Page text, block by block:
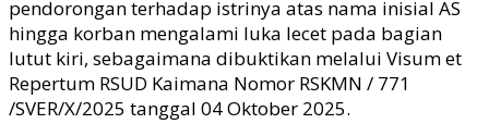
pendorongan terhadap istrinya atas nama inisial AS
hingga korban mengalami luka lecet pada bagian
lutut kiri, sebagaimana dibuktikan melalui Visum et
Repertum RSUD Kaimana Nomor RSKMN / 771
/SVER/X/2025 tanggal 04 Oktober 2025.